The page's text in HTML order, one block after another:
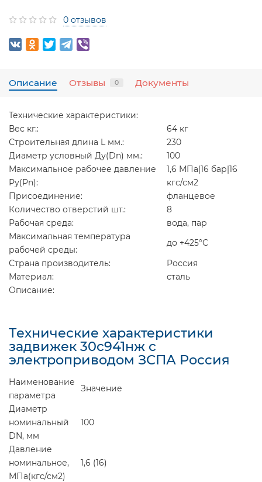
0 отзывов
Описание Отзывы 0 Документы
Технические характеристики:
Вес кг.:
64 кг
Строительная длина L мм.:
230
Диаметр условный Ду(Dn) мм.:
100
Максимальное рабочее давление
Ру(Pn):
1,6 МПа|16 бар|16
кгс/см2
Присоединение:
фланцевое
Количество отверстий шт.:
8
Рабочая среда:
вода, пар
Максимальная температура
рабочей среды:
до +425°С
Страна производитель:
Россия
Материал:
сталь
Описание:
Технические характеристики
задвижек 30с941нж с
электроприводом ЗСПА Россия
Наименование
параметра
Значение
Диаметр
номинальный
DN, мм
100
Давление
номинальное,
МПа(кгс/см2)
1,6 (16)